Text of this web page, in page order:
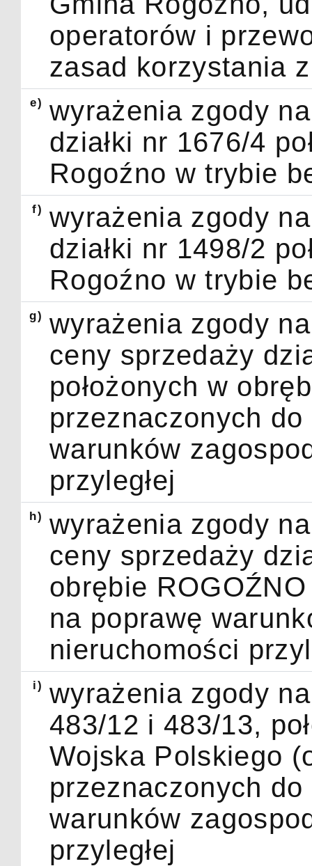
operatorów i
zasad korzystania
e) wyrażenia zgody
działki nr 1676/4
Rogoźno w trybie
f) wyrażenia zgody
działki nr 1498/2
Rogoźno w trybie
g) wyrażenia zgody
ceny sprzedaży
położonych w
przeznaczonych
warunków
przyległej
h) wyrażenia zgody
ceny sprzedaży
obrębie
na poprawę
nieruchomości
i) wyrażenia zgody
483/12 i 483/13,
Wojska Polskiego
przeznaczonych
warunków
przyległej